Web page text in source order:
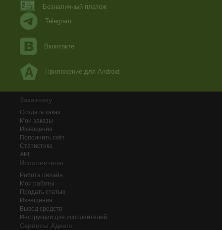
Безналичный платеж
Telegram
Вконтакте
Приложение для Android
Заказчику
Создать заказ
Мои заказы
Извещения
Пополнить счёт
Статистика
API
Исполнителю
Работа онлайн
Мои работы
Продать статью
Извещения
Вывод средств
Инструкции для исполнителей
Сервисы Адвего